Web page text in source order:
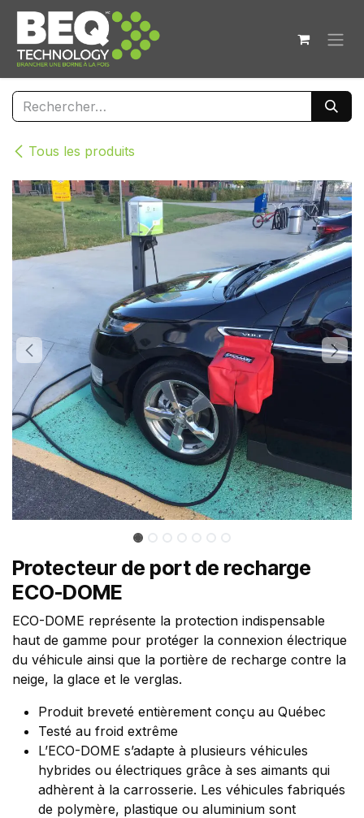
Se rendre au contenu
Tous les produits
Protecteur de port de recharge
ECO-DOME
ECO-DOME représente la protection indispensable
haut de gamme pour protéger la connexion électrique
du véhicule ainsi que la portière de recharge contre la
neige, la glace et le verglas.
Produit breveté entièrement conçu au Québec
Testé au froid extrême
L’ECO-DOME s’adapte à plusieurs véhicules
hybrides ou électriques grâce à ses aimants qui
adhèrent à la carrosserie. Les véhicules fabriqués
de polymère, plastique ou aluminium sont